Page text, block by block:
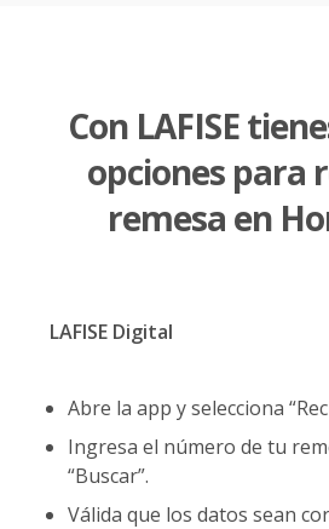
Con LAFISE
opciones para
remesa en
LAFISE Digital
Abre la app y selecciona
Ingresa el número de tu
“Buscar”.
Válida que los datos sean